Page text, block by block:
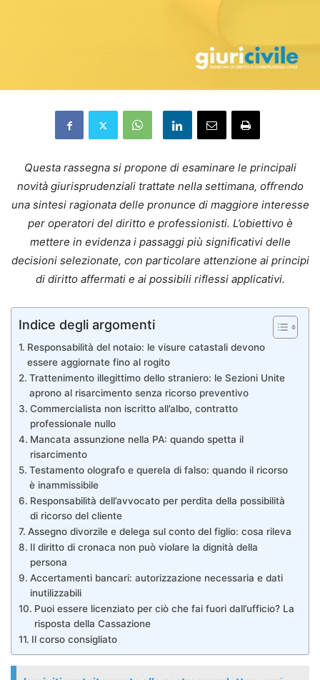
Questa rassegna si propone di esaminare le principali
novità giurisprudenziali trattate nella settimana, offrendo
una sintesi ragionata delle pronunce di maggiore interesse
per operatori del diritto e professionisti. L’obiettivo è
mettere in evidenza i passaggi più significativi delle
decisioni selezionate, con particolare attenzione ai principi
di diritto affermati e ai possibili riflessi applicativi.
Indice degli argomenti
Responsabilità del notaio: le visure catastali devono
essere aggiornate fino al rogito
Trattenimento illegittimo dello straniero: le Sezioni Unite
aprono al risarcimento senza ricorso preventivo
Commercialista non iscritto all’albo, contratto
professionale nullo
Mancata assunzione nella PA: quando spetta il
risarcimento
Testamento olografo e querela di falso: quando il ricorso
è inammissibile
Responsabilità dell’avvocato per perdita della possibilità
di ricorso del cliente
Assegno divorzile e delega sul conto del figlio: cosa rileva
Il diritto di cronaca non può violare la dignità della
persona
Accertamenti bancari: autorizzazione necessaria e dati
inutilizzabili
Puoi essere licenziato per ciò che fai fuori dall’ufficio? La
risposta della Cassazione
Il corso consigliato